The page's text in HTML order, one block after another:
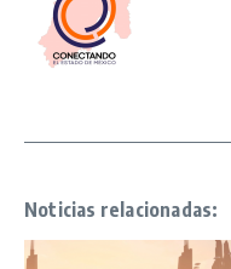
Noticias relacionadas: